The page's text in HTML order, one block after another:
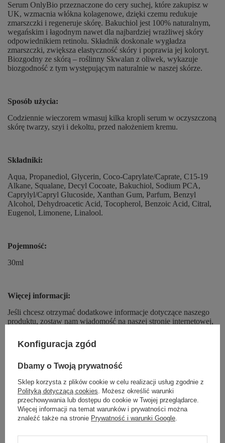
Serum OnlyBio przeznaczone do cery suchej, które zakupisz w
UK, wzmacnia włókna kolagenowe, dzięki czemu redukuje
zmarszczki i regeneruje skórę. Bakuchiol jest 100% naturalnym,
wegańskim i łagodnym nawet dla najbardziej wrażliwej skóry
odpowiednikiem retinolu. Składnik doskonale wygładza
zmarszczki, zwiększa elastyczność skóry i poprawia jej koloryt.
Biozgodny ze skórą – roślinny Skwalan z oliwek, wykazuje
biozgodność z tym występującym naturalnie w naszej skórze.
Sposób użycia:
Codziennie wieczorem wmasuj kilka kropli serum w oczyszczoną
skórę twarzy, szyi i dekoltu, przed nałożeniem kremu.
Składniki:
Aqua, Propanediol, Glycerin, Coco-Caprylate/Caprate, C15-19
Alkane, Squalane, Decyl Cocoate, Bakuchiol, Sodium PCA,
Caprylyl/Capryl Glucoside, Xanthan Gum, Parfum, Benzyl
Alcohol, Dehydroacetic Acid, Tocopherol, Benzoic Acid, Citral,
Eugenol, Limonene, Linalool.
Pojemność:
30ml
Więcej informacji:
Jeśli chcesz otrzymać dodatkowe informacje dotyczące naszego
produktu, zostaw nam wiadomość na naszej stronie internetowej,
Niektóre marki decydują się na zamianę składników pewnych
produktów bez podania żadnych na ten temat informacji. Aby
prześlemy Ci zdjęcie wskazanego kosmetyku, żywności lub
Marka OnlyBio
Forma Pakowania P
Konfiguracja zgód
Dbamy o Twoją prywatność
Sklep korzysta z plików cookie w celu realizacji usług zgodnie z
Polityką dotyczącą cookies . Możesz określić warunki
przechowywania lub dostępu do cookie w Twojej przeglądarce.
Więcej informacji na temat warunków i prywatności można
znaleźć także na stronie Prywatność i warunki Google